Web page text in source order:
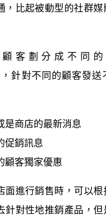
，比起被動型的社群媒
客劃分成不同的
，針對不同的顧客發
是商店的最新消息
促銷訊息
顧客獨家優惠
面進行銷售時，可以根
針對性地推銷產品，但